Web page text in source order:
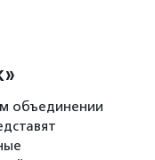
объединении